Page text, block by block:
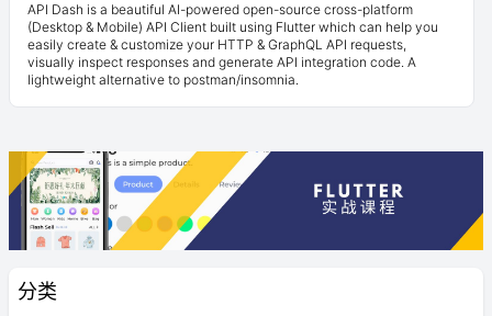
分类
API Dash is a beautiful AI-powered open-source cross-platform
(Desktop & Mobile) API Client built using Flutter which can help you
easily create & customize your HTTP & GraphQL API requests,
visually inspect responses and generate API integration code. A
lightweight alternative to postman/insomnia.